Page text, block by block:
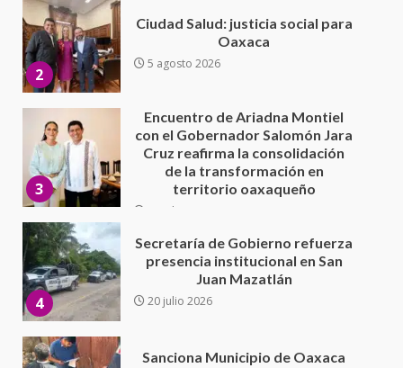
3
con el Gobernador Salomón Jara
Cruz reafirma la consolidación
de la transformación en
4
Secretaría de Gobierno refuerza
presencia institucional en San
Juan Mazatlán
20 julio 2026
5
Sanciona Municipio de Oaxaca
de Juárez caso de maltrato
animal tras denuncia ciudadana
16 julio 2026
California; FGR lo investiga por